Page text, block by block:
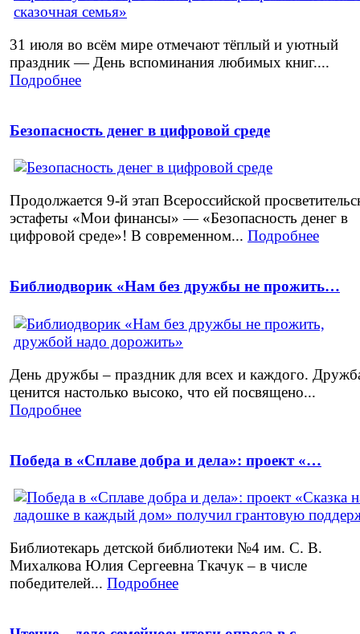
31 июля во всём мире отмечают тёплый и уютный
праздник — День вспоминания любимых книг....
Подробнее
Безопасность денег в цифровой среде
Продолжается 9‑й этап Всероссийской
эстафеты «Мои финансы» — «Безопасность денег в
цифровой среде»! В современном... Подробнее
Библиодворик «Нам без дружбы не прожить…
День дружбы – праздник для всех и каждого.
ценится настолько высоко, что ей посвящено...
Подробнее
Победа в «Сплаве добра и дела»: проект «…
Библиотекарь детской библиотеки №4 им. С. В.
Михалкова Юлия Сергеевна Ткачук – в числе
победителей... Подробнее